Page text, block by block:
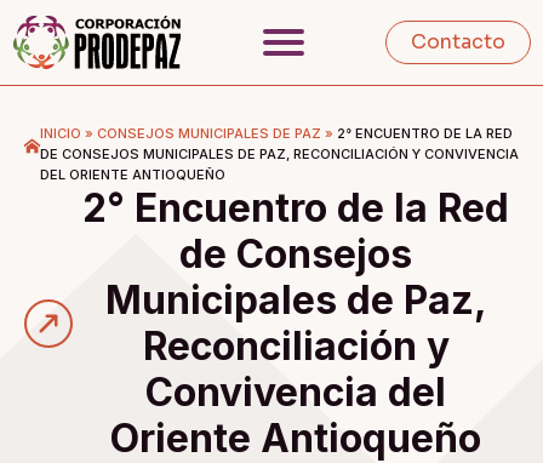
Contacto
INICIO » CONSEJOS MUNICIPALES DE PAZ » 2° ENCUENTRO DE LA RED
DE CONSEJOS MUNICIPALES DE PAZ, RECONCILIACIÓN Y CONVIVENCIA
DEL ORIENTE ANTIOQUEÑO
2° Encuentro de la Red
de Consejos
Municipales de Paz,
Reconciliación y
Convivencia del
Oriente Antioqueño